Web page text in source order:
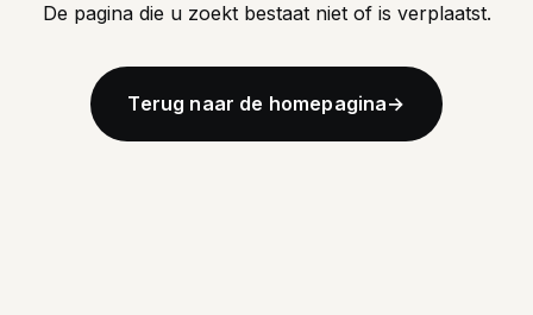
De pagina die u zoekt bestaat niet of is verplaatst.
Terug naar de homepagina→